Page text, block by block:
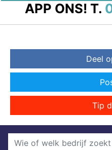
APP ONS! T.
Deel
Tip